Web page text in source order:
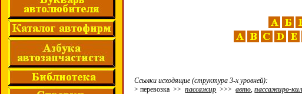
Ссылки исходящие (структура 3-х уровней):
> перевозка >>пассажир >>>авто,пассажиро-